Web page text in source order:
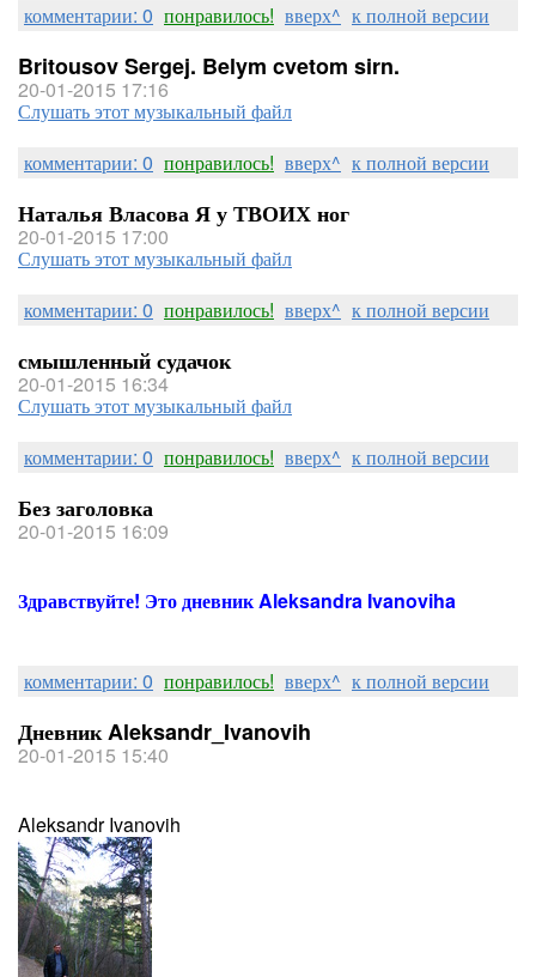
комментарии: 0 понравилось! вверх^ к полной версии
Britousov Sergej. Belym cvetom sirn.
20-01-2015 17:16
Слушать этот музыкальный файл
комментарии: 0 понравилось! вверх^ к полной версии
Наталья Власова Я у ТВОИХ ног
20-01-2015 17:00
Слушать этот музыкальный файл
комментарии: 0 понравилось! вверх^ к полной версии
смышленный судачок
20-01-2015 16:34
Слушать этот музыкальный файл
комментарии: 0 понравилось! вверх^ к полной версии
Без заголовка
20-01-2015 16:09
Здравствуйте! Это дневник Aleksandra Ivanoviha
комментарии: 0 понравилось! вверх^ к полной версии
Дневник Aleksandr_Ivanovih
20-01-2015 15:40
Aleksandr Ivanovih